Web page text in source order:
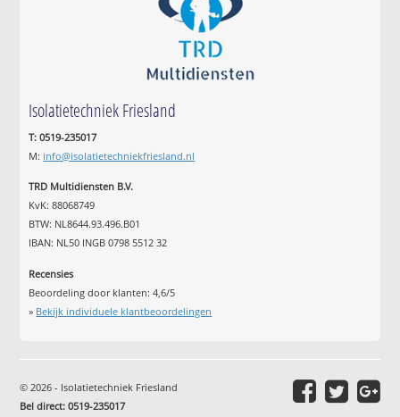
Isolatietechniek Friesland
T: 0519-235017
M: info@isolatietechniekfriesland.nl
TRD Multidiensten B.V.
KvK: 88068749
BTW: NL8644.93.496.B01
IBAN: NL50 INGB 0798 5512 32
Recensies
Beoordeling door klanten:4,6/5
» Bekijk individuele klantbeoordelingen
© 2026 - Isolatietechniek Friesland
Bel direct: 0519-235017